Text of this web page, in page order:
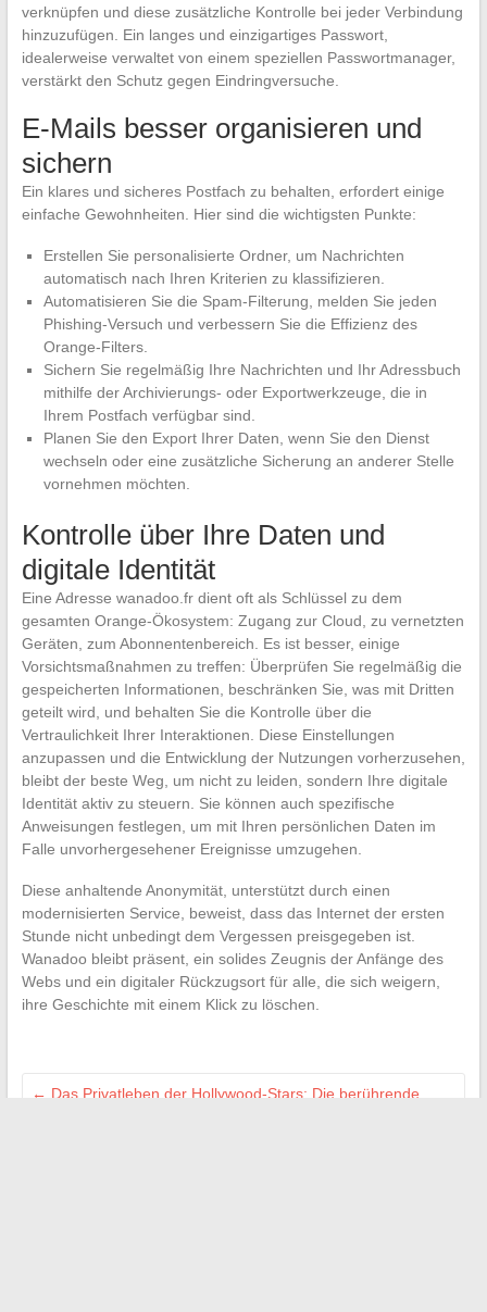
verknüpfen und diese zusätzliche Kontrolle bei jeder Verbindung
hinzuzufügen. Ein langes und einzigartiges Passwort,
idealerweise verwaltet von einem speziellen Passwortmanager,
verstärkt den Schutz gegen Eindringversuche.
E-Mails besser organisieren und
sichern
Ein klares und sicheres Postfach zu behalten, erfordert einige
einfache Gewohnheiten. Hier sind die wichtigsten Punkte:
Erstellen Sie personalisierte Ordner, um Nachrichten
automatisch nach Ihren Kriterien zu klassifizieren.
Automatisieren Sie die Spam-Filterung, melden Sie jeden
Phishing-Versuch und verbessern Sie die Effizienz des
Orange-Filters.
Sichern Sie regelmäßig Ihre Nachrichten und Ihr Adressbuch
mithilfe der Archivierungs- oder Exportwerkzeuge, die in
Ihrem Postfach verfügbar sind.
Planen Sie den Export Ihrer Daten, wenn Sie den Dienst
wechseln oder eine zusätzliche Sicherung an anderer Stelle
vornehmen möchten.
Kontrolle über Ihre Daten und
digitale Identität
Eine Adresse wanadoo.fr dient oft als Schlüssel zu dem
gesamten Orange-Ökosystem: Zugang zur Cloud, zu vernetzten
Geräten, zum Abonnentenbereich. Es ist besser, einige
Vorsichtsmaßnahmen zu treffen: Überprüfen Sie regelmäßig die
gespeicherten Informationen, beschränken Sie, was mit Dritten
geteilt wird, und behalten Sie die Kontrolle über die
Vertraulichkeit Ihrer Interaktionen. Diese Einstellungen
anzupassen und die Entwicklung der Nutzungen vorherzusehen,
bleibt der beste Weg, um nicht zu leiden, sondern Ihre digitale
Identität aktiv zu steuern. Sie können auch spezifische
Anweisungen festlegen, um mit Ihren persönlichen Daten im
Falle unvorhergesehener Ereignisse umzugehen.
Diese anhaltende Anonymität, unterstützt durch einen
modernisierten Service, beweist, dass das Internet der ersten
Stunde nicht unbedingt dem Vergessen preisgegeben ist.
Wanadoo bleibt präsent, ein solides Zeugnis der Anfänge des
Webs und ein digitaler Rückzugsort für alle, die sich weigern,
ihre Geschichte mit einem Klick zu löschen.
← Das Privatleben der Hollywood-Stars: Die berührende